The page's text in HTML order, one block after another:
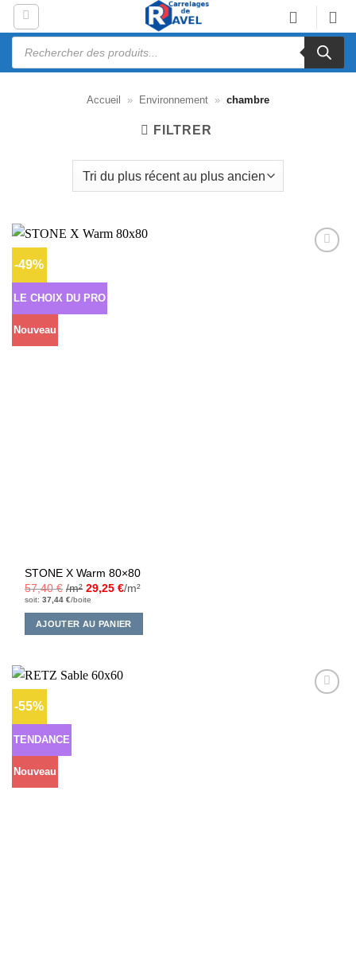
Passer
contenu
Recherche
Accueil » Environnement » chambre
FILTRER
-49%
LE CHOIX DU PRO
Nouveau
STONE X Warm 80×80
57,40€ /m² 29,25€/m²
soit:37,44€/boite
AJOUTER AU PANIER
-55%
TENDANCE
Nouveau